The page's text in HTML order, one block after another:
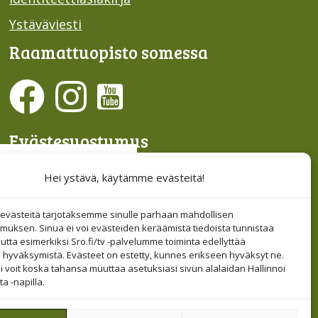
Hei ystävä, käytämme evästeitä!
tarjotaksemme sinulle parhaan mahdollisen
Sinua ei voi evästeiden keräämistä tiedoista tunnistaa
esimerkiksi Sro.fi/tv -palvelumme toiminta edellyttää
Evästeet on estetty, kunnes erikseen hyväksyt ne.
voit koska tahansa muuttaa asetuksiasi sivun alalaidan Hallinnoi
-napilla.
Ystäväviesti
Raamattu­opisto somessa
Evästesuostumus
Etsi sivuiltamme